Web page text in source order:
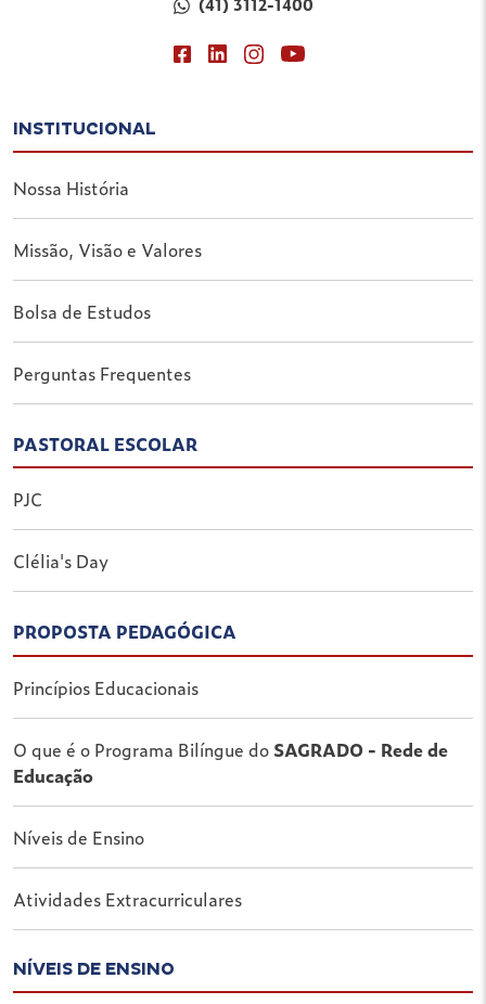
INSTITUCIONAL
Nossa História
Missão, Visão e Valores
Bolsa de Estudos
Perguntas Frequentes
PASTORAL ESCOLAR
PJC
Clélia's Day
PROPOSTA PEDAGÓGICA
Princípios Educacionais
O que é o Programa Bilíngue do SAGRADO - Rede de
Educação
Níveis de Ensino
Atividades Extracurriculares
NÍVEIS DE ENSINO